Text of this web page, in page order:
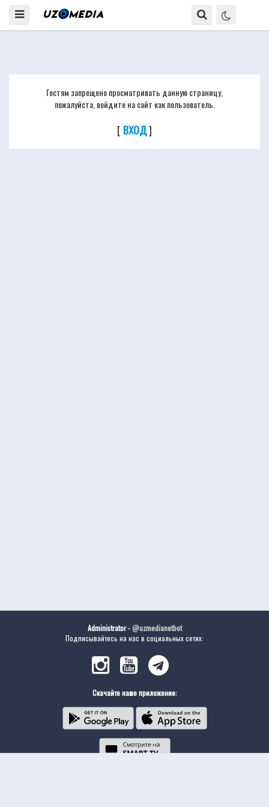
Гостям запрещено просматривать данную страницу,
пожалуйста, войдите на сайт как пользователь.
[ ВХОД]
Administrator -@uzmedianetbot
Подписывайтесь на нас в социальных сетях:
Скачайте наше приложение: